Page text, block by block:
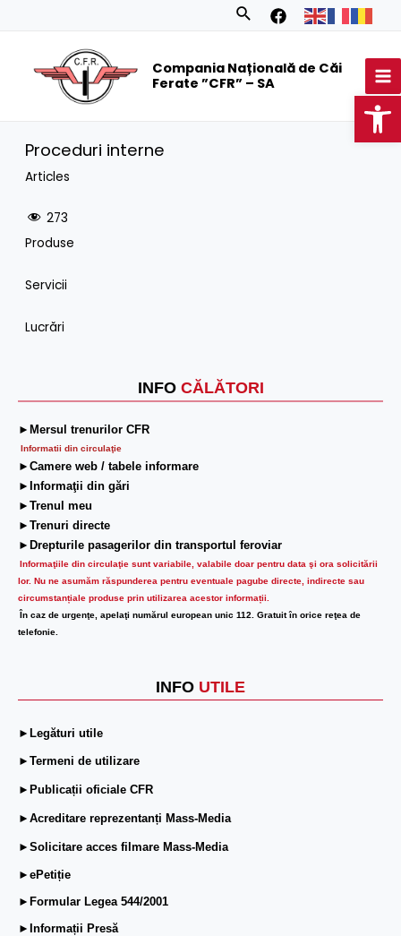
Search
Compania Națională de Căi
Ferate ”CFR” – SA
INFO CĂLĂTORI
►Mersul trenurilor CFR
Informatii din circulaţie
►Camere web / tabele informare
►Informaţii din gări
►Trenul meu
►Trenuri directe
►Drepturile pasagerilor din transportul feroviar
Informaţiile din circulaţie sunt variabile, valabile doar pentru data şi ora solicitării
lor. Nu ne asumăm răspunderea pentru eventuale pagube directe, indirecte sau
circumstanțiale produse prin utilizarea acestor informații.
În caz de urgenţe, apelaţi numărul european unic 112. Gratuit în orice reţea de
telefonie.
INFO UTILE
►Legături utile
►Termeni de utilizare
►Publicații oficiale CFR
►Acreditare reprezentanți Mass-Media
►Solicitare acces filmare Mass-Media
►ePetiție
►Formular Legea 544/2001
►Informații Presă
Proceduri interne
Articles
273
Produse
Servicii
Lucrări